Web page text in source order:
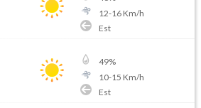
12-16Km/h
Est
49%
10-15 Km/h
Est